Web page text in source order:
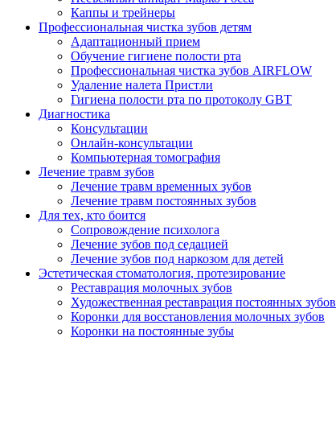
Каппы и трейнеры
Профессиональная чистка зубов детям
Адаптационный прием
Обучение гигиене полости рта
Профессиональная чистка зубов AIRFLOW
Удаление налета Пристли
Гигиена полости рта по протоколу GBT
Диагностика
Консультации
Онлайн-консультации
Компьютерная томография
Лечение травм зубов
Лечение травм временных зубов
Лечение травм постоянных зубов
Для тех, кто боится
Сопровождение психолога
Лечение зубов под седацией
Лечение зубов под наркозом для детей
Эстетическая стоматология, протезирование
Реставрация молочных зубов
Художественная реставрация постоянных зубов
Коронки для восстановления молочных зубов
Коронки на постоянные зубы